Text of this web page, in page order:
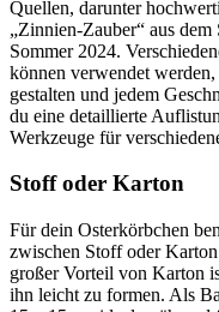
Quellen, darunter
„Zinnien-Zauber“ aus
Sommer 2024.
können verwendet
gestalten und jedem
du eine detaillierte
Werkzeuge für
Stoff oder Karton
Für dein Osterkörbchen
zwischen Stoff oder
großer Vorteil von Karton
ihn leicht zu formen. Als